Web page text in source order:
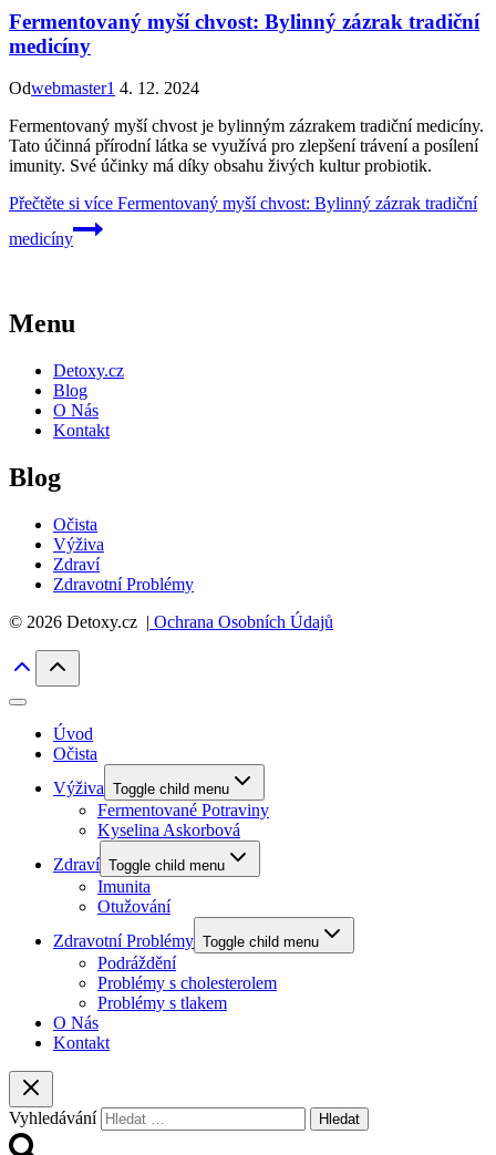
Fermentovaný myší chvost: Bylinný zázrak tradiční
medicíny
Odwebmaster1 4. 12. 2024
Fermentovaný myší chvost je bylinným zázrakem tradiční medicíny.
Tato účinná přírodní látka se využívá pro zlepšení trávení a posílení
imunity. Své účinky má díky obsahu živých kultur probiotik.
Přečtěte si více Fermentovaný myší chvost: Bylinný zázrak tradiční
medicíny
Menu
Detoxy.cz
Blog
O Nás
Kontakt
Blog
Očista
Výživa
Zdraví
Zdravotní Problémy
© 2026 Detoxy.cz | Ochrana Osobních Údajů
Úvod
Očista
Výživa Toggle child menu
Fermentované Potraviny
Kyselina Askorbová
Zdraví Toggle child menu
Imunita
Otužování
Zdravotní Problémy Toggle child menu
Podráždění
Problémy s cholesterolem
Problémy s tlakem
O Nás
Kontakt
Vyhledávání